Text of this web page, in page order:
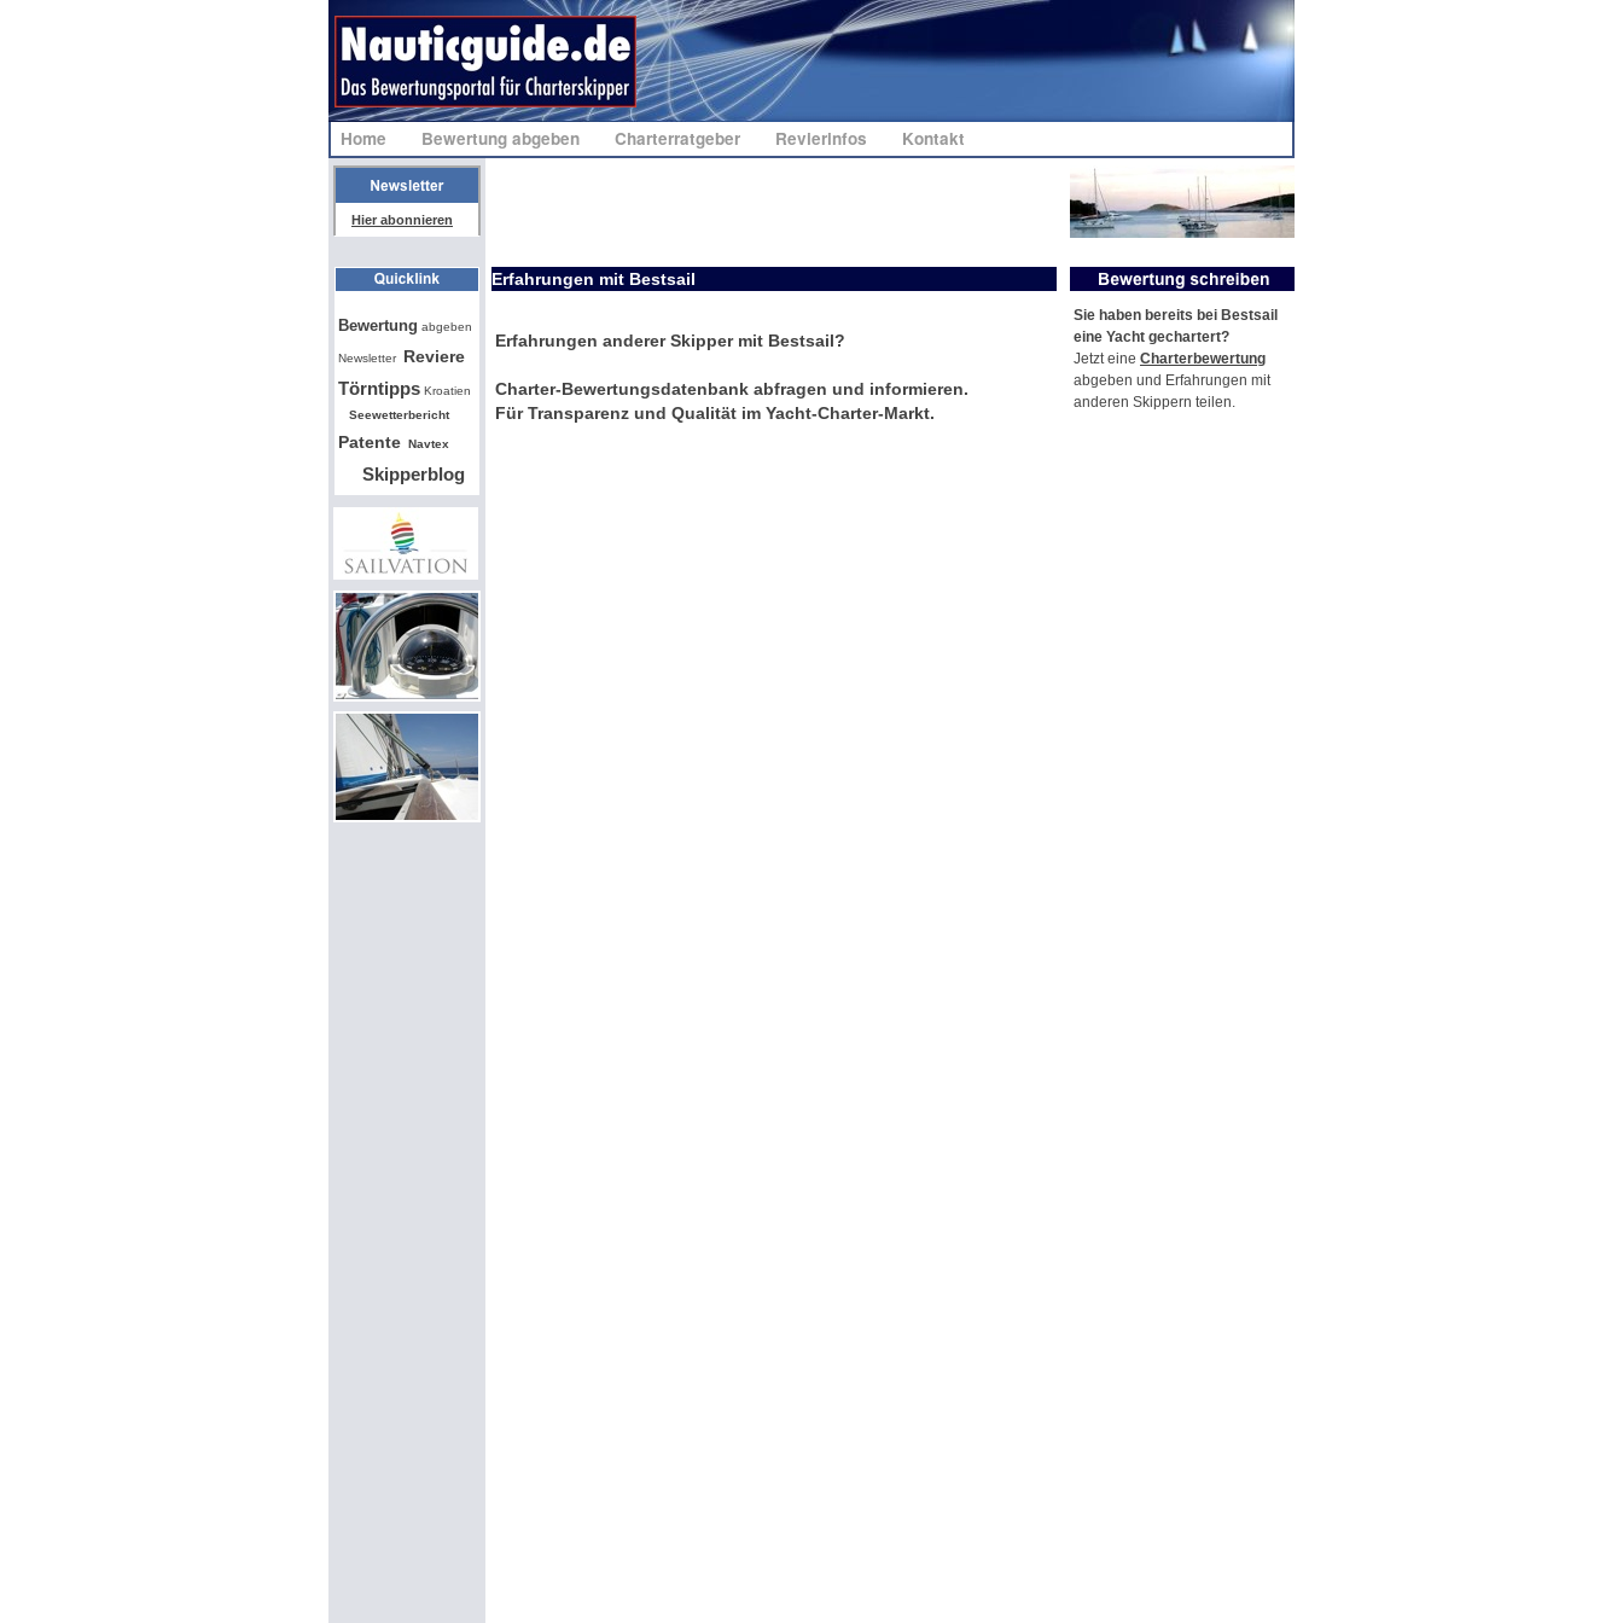
Home Bewertung abgeben Charterratgeber Revierinfos Kontakt
Erfahrungen mit Bestsail
Hier abonnieren
Bw
Bewertung abgeben
Newsletter Reviere
Törntipps Kroatien
Seewetterbericht
Patente Navtex
Skipperblog
Sie haben bereits bei Bestsail
eine Yacht gechartert?
Jetzt eine Charterbewertung
abgeben und Erfahrungen mit
anderen Skippern teilen.
Erfahrungen anderer Skipper mit Bestsail?
Charter-Bewertungsdatenbank abfragen und informieren.
Für Transparenz und Qualität im Yacht-Charter-Markt.